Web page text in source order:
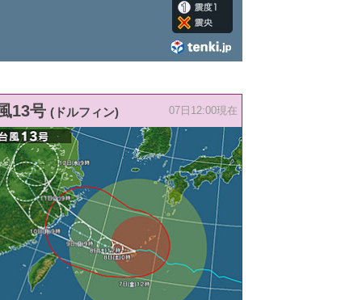
13号 (ドルフィン) 07日12:00現在